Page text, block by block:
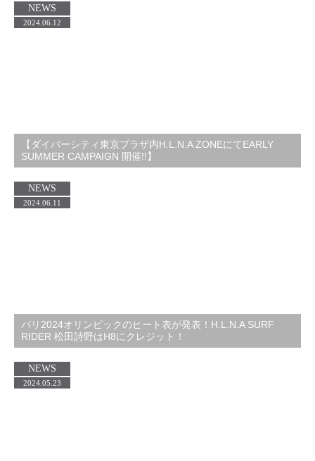
【ダイバーシティ東京プラザ内H.L.N.A ZONEにてEARLY
SUMMER CAMPAIGN 開催!!】
NEWS
2024.06.12
パリ2024オリンピックのヒート表が発表！H.L.N.A SURF
RIDER 松田詩野はH8にクレジット！
NEWS
2024.06.11
NEWS
2024.05.23